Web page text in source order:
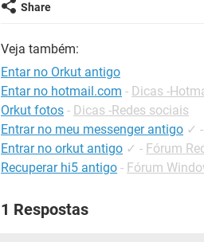
Share
Veja também:
Entar no Orkut antigo
Entar no hotmail.com - Dicas -
Orkut fotos - Dicas -Redes sociais
Entrar no meu messenger antigo ✓ -
Entrar no orkut antigo ✓ - Fórum
Recuperar hi5 antigo - Fórum
1 Respostas